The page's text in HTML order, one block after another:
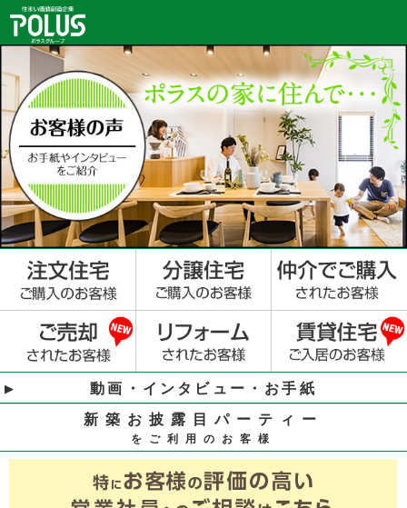
動画・インタビュー・お手紙
新築お披露目パーティー
をご利用のお客様